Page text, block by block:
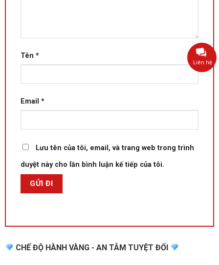
Tên *
Email *
Lưu tên của tôi, email, và trang web trong trình
duyệt này cho lần bình luận kế tiếp của tôi.
CHẾ ĐỘ HÀNH VÀNG - AN TÂM TUYỆT ĐỐI
Liên hệ